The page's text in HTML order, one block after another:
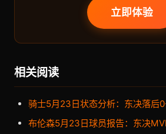
立即体验
相关阅读
骑士5月23日状态分析：东决落后
布伦森5月23日球员报告：东决